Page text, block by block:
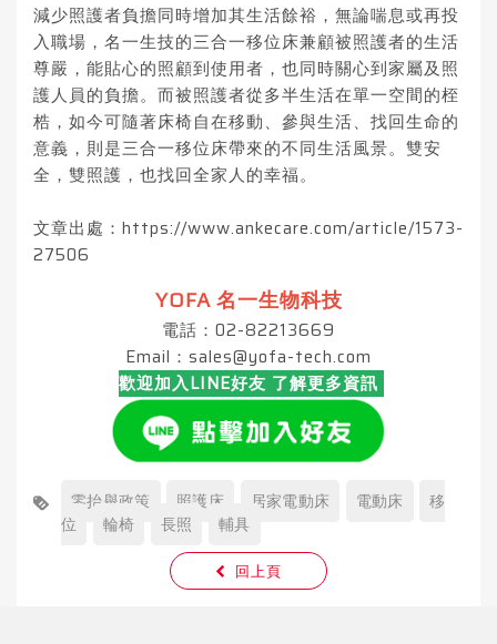
減少照護者負擔同時增加其生活餘裕，無論喘息或再投
入職場，名一生技的三合一移位床兼顧被照護者的生活
尊嚴，能貼心的照顧到使用者，也同時關心到家屬及照
護人員的負擔。而被照護者從多半生活在單一空間的桎
梏，如今可隨著床椅自在移動、參與生活、找回生命的
意義，則是三合一移位床帶來的不同生活風景。雙安
全，雙照護，也找回全家人的幸福。
文章出處：https://www.ankecare.com/article/1573-
27506
YOFA 名一生物科技
電話：02-82213669
Email： sales@yofa-tech.com
歡迎加入LINE好友 了解更多資訊
零抬舉政策 照護床 居家電動床 電動床
移
位
輪椅 長照 輔具
回上頁